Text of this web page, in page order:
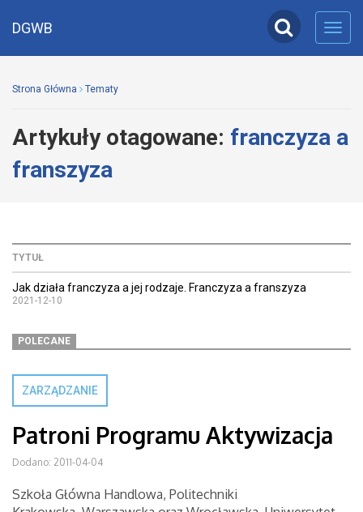
DGWB
Strona Główna Tematy
Artykuły otagowane: franczyza a
franszyza
TYTUŁ
Jak działa franczyza a jej rodzaje. Franczyza a franszyza
2021-12-10
POLECANE
ZARZĄDZANIE
Patroni Programu Aktywizacja
Dodano: 2011-04-04
Szkoła Główna Handlowa, Politechniki